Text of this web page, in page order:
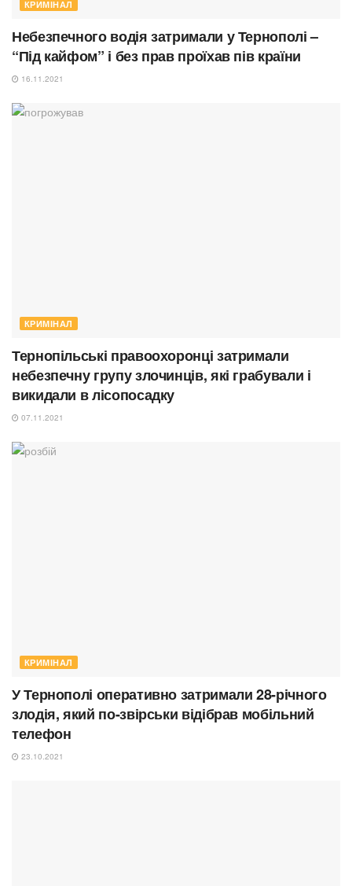
КРИМІНАЛ
Небезпечного водія затримали у Тернополі –
“Під кайфом” і без прав проїхав пів країни
16.11.2021
КРИМІНАЛ
Тернопільські правоохоронці затримали
небезпечну групу злочинців, які грабували і
викидали в лісопосадку
07.11.2021
КРИМІНАЛ
У Тернополі оперативно затримали 28-річного
злодія, який по-звірськи відібрав мобільний
телефон
23.10.2021